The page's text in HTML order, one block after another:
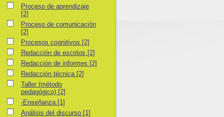
Proceso de aprendizaje
Proceso de aprendizaje
[2]
Proceso de comunicación
Proceso de comunicación
[2]
Procesos cognitivos
Procesos cognitivos [2]
Redacción de escritos
Redacción de escritos [2]
Redacción de informes
Redacción de informes [2]
Redacción técnica
Redacción técnica [2]
Taller (método pedagógico)
Taller (método
pedagógico) [2]
-Enseñanza
-Enseñanza [1]
Análisis del discurso
Análisis del discurso [1]